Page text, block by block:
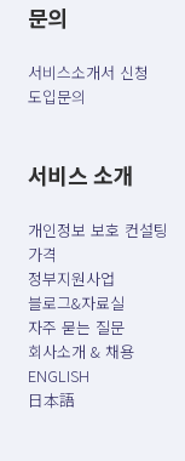
문의
서비스소개서 신청
도입문의
서비스 소개
개인정보 보호 컨설팅
가격
정부지원사업
블로그&자료실
자주 묻는 질문
회사소개 & 채용
ENGLISH
日本語